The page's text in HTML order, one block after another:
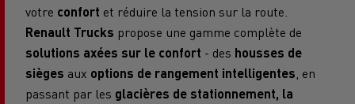
votre confort et réduire la tension sur la route.
Renault Trucks propose une gamme complète de
solutions axées sur le confort - des housses de
sièges aux options de rangement intelligentes , en
passant par les glacières de stationnement, la